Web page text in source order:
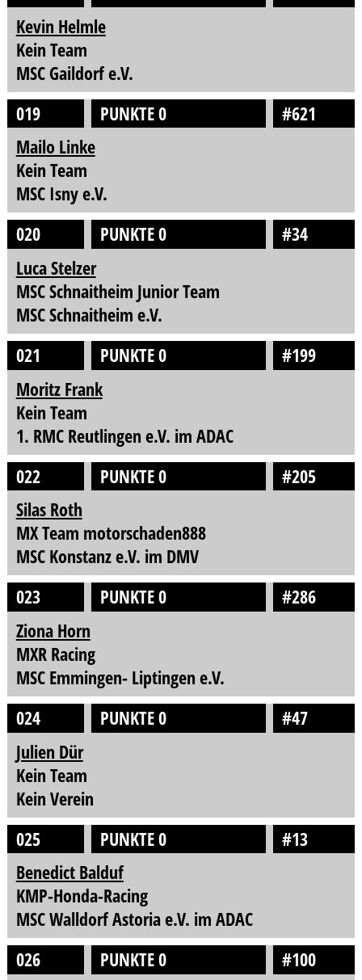
Kevin Helmle
Kein Team
MSC Gaildorf e.V.
019
PUNKTE 0
#621
Mailo Linke
Kein Team
MSC Isny e.V.
020
PUNKTE 0
#34
Luca Stelzer
MSC Schnaitheim Junior Team
MSC Schnaitheim e.V.
021
PUNKTE 0
#199
Moritz Frank
Kein Team
1. RMC Reutlingen e.V. im ADAC
022
PUNKTE 0
#205
Silas Roth
MX Team motorschaden888
MSC Konstanz e.V. im DMV
023
PUNKTE 0
#286
Ziona Horn
MXR Racing
MSC Emmingen- Liptingen e.V.
024
PUNKTE 0
#47
Julien Dür
Kein Team
Kein Verein
025
PUNKTE 0
#13
Benedict Balduf
KMP-Honda-Racing
MSC Walldorf Astoria e.V. im ADAC
026
PUNKTE 0
#100